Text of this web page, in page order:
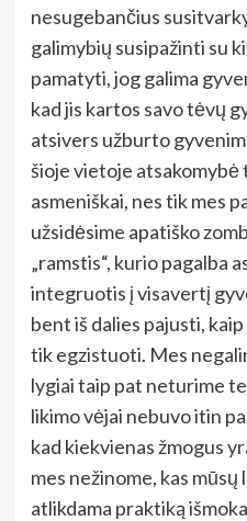
nesugebančius
galimybių susipažinti su
pamatyti, jog galima
kad jis kartos savo tėvų
atsivers užburto
šioje vietoje atsakomybė
asmeniškai, nes tik mes
užsidėsime apatiško
„ramstis“, kurio pagalba
integruotis į visavertį
bent iš dalies pajusti,
tik egzistuoti. Mes
lygiai taip pat neturime
likimo vėjai nebuvo itin
kad kiekvienas žmogus
mes nežinome, kas
atlikdama praktiką